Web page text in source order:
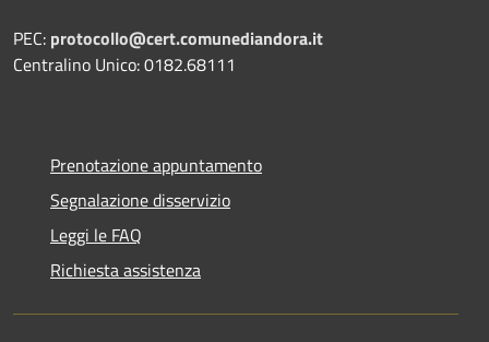
PEC: protocollo@cert.comunediandora.it
Centralino Unico: 0182.68111
Prenotazione appuntamento
Segnalazione disservizio
Leggi le FAQ
Richiesta assistenza